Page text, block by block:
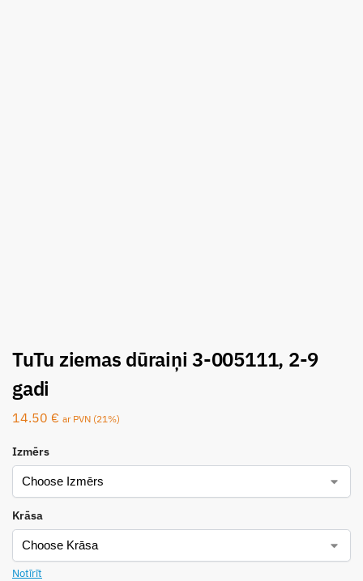
TuTu ziemas dūraiņi 3-005111, 2-9
gadi
14.50 € ar PVN (21%)
Izmērs
Krāsa
Notīrīt